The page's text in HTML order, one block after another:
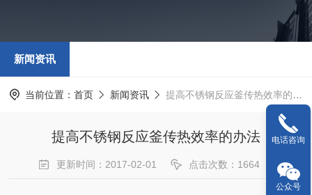
新闻资讯
当前位置： 首页 新闻资讯 提高不锈钢反应釜传热效率的办法
提高不锈钢反应釜传热效率的办法
更新时间：2017-02-01 点击次数：1664
电话咨询
公众号